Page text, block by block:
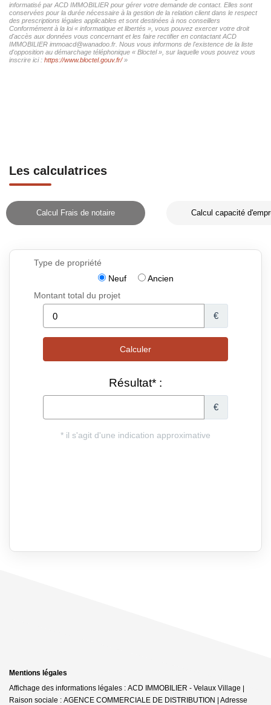
informatisé par ACD IMMOBILIER pour gérer votre demande de contact. Elles sont
conservées pour la durée nécessaire à la gestion de la relation client dans le respect
des prescriptions légales applicables et sont destinées à nos conseillers
Conformément à la loi « informatique et libertés », vous pouvez exercer votre droit
d'accès aux données vous concernant et les faire rectifier en contactant ACD
IMMOBILIER immoacd@wanadoo.fr. Nous vous informons de l'existence de la liste
d'opposition au démarchage téléphonique « Bloctel », sur laquelle vous pouvez vous
inscrire ici : https://www.bloctel.gouv.fr/»
Les calculatrices
Calcul Frais de notaire Calcul capacité
Mentions légales
Affichage des informations légales : ACD IMMOBILIER - Velaux Village |
Raison sociale : AGENCE COMMERCIALE DE DISTRIBUTION | Adresse